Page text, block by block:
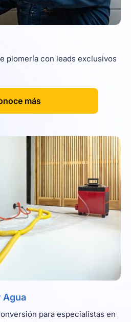
plomería con leads exclusivos
más]
Agua
para especialistas en